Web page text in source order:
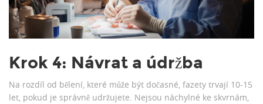
Krok 4: Návrat a údržba
Na rozdíl od bělení, které může být dočasné, fazety trvají 10-15
let, pokud je správně udržujete. Nejsou náchylné ke skvrnám,